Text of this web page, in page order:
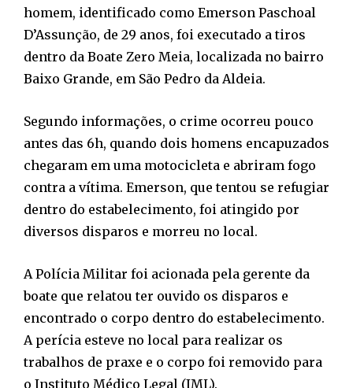
homem, identificado como Emerson Paschoal
D’Assunção, de 29 anos, foi executado a tiros
dentro da Boate Zero Meia, localizada no bairro
Baixo Grande, em São Pedro da Aldeia.
Segundo informações, o crime ocorreu pouco
antes das 6h, quando dois homens encapuzados
chegaram em uma motocicleta e abriram fogo
contra a vítima. Emerson, que tentou se refugiar
dentro do estabelecimento, foi atingido por
diversos disparos e morreu no local.
A Polícia Militar foi acionada pela gerente da
boate que relatou ter ouvido os disparos e
encontrado o corpo dentro do estabelecimento.
A perícia esteve no local para realizar os
trabalhos de praxe e o corpo foi removido para
o Instituto Médico Legal (IML).